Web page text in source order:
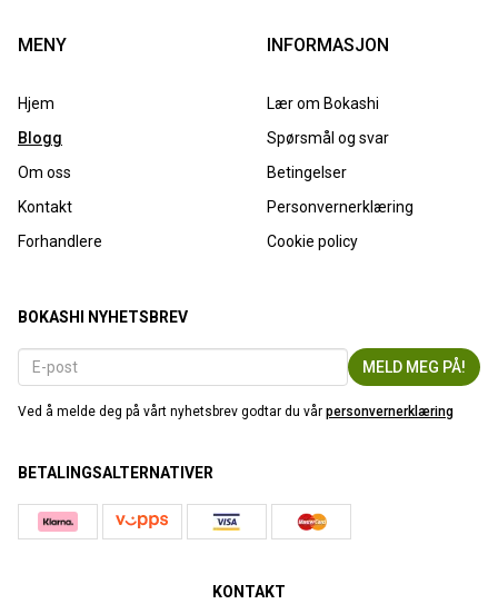
MENY
Hjem
Blogg
Om oss
Kontakt
Forhandlere
INFORMASJON
Lær om Bokashi
Spørsmål og svar
Betingelser
Personvernerklæring
Cookie policy
BOKASHI NYHETSBREV
Ved å melde deg på vårt nyhetsbrev godtar du vår personvernerklæring
BETALINGSALTERNATIVER
KONTAKT